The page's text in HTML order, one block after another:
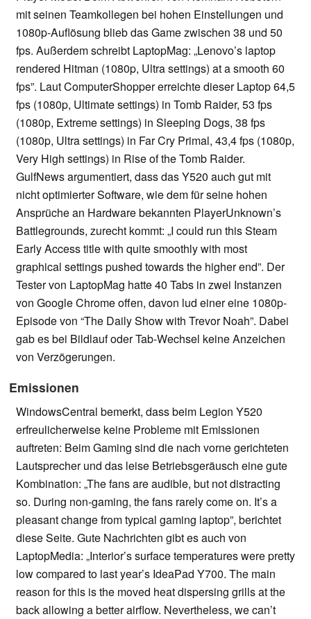
mit seinen Teamkollegen bei hohen Einstellungen und
1080p-Auflösung blieb das Game zwischen 38 und 50
fps. Außerdem schreibt LaptopMag: „Lenovo’s laptop
rendered Hitman (1080p, Ultra settings) at a smooth 60
fps”. Laut ComputerShopper erreichte dieser Laptop 64,5
fps (1080p, Ultimate settings) in Tomb Raider, 53 fps
(1080p, Extreme settings) in Sleeping Dogs, 38 fps
(1080p, Ultra settings) in Far Cry Primal, 43,4 fps (1080p,
Very High settings) in Rise of the Tomb Raider.
GulfNews argumentiert, dass das Y520 auch gut mit
nicht optimierter Software, wie dem für seine hohen
Ansprüche an Hardware bekannten PlayerUnknown’s
Battlegrounds, zurecht kommt: „I could run this Steam
Early Access title with quite smoothly with most
graphical settings pushed towards the higher end”. Der
Tester von LaptopMag hatte 40 Tabs in zwei Instanzen
von Google Chrome offen, davon lud einer eine 1080p-
Episode von “The Daily Show with Trevor Noah”. Dabei
gab es bei Bildlauf oder Tab-Wechsel keine Anzeichen
von Verzögerungen.
Emissionen
WindowsCentral bemerkt, dass beim Legion Y520
erfreulicherweise keine Probleme mit Emissionen
auftreten: Beim Gaming sind die nach vorne gerichteten
Lautsprecher und das leise Betriebsgeräusch eine gute
Kombination: „The fans are audible, but not distracting
so. During non-gaming, the fans rarely come on. It’s a
pleasant change from typical gaming laptop”, berichtet
diese Seite. Gute Nachrichten gibt es auch von
LaptopMedia: „Interior’s surface temperatures were pretty
low compared to last year’s IdeaPad Y700. The main
reason for this is the moved heat dispersing grills at the
back allowing a better airflow. Nevertheless, we can’t